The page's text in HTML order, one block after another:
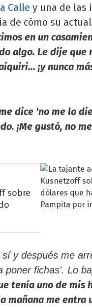
Calle y una de las
de cómo su
en un
algo. Le dije que
¡y nunca
dice 'no me lo
¡Me gustó, no
sobre
y después me
poner fichas'. Lo
tenía uno de mis
mañana me entra